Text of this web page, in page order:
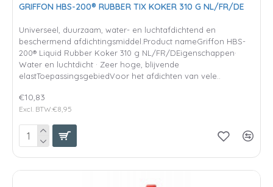
GRIFFON HBS-200® RUBBER TIX KOKER 310 G NL/FR/DE
Universeel, duurzaam, water- en luchtafdichtend en
beschermend afdichtingsmiddel.Product nameGriffon HBS-
200® Liquid Rubber Koker 310 g NL/FR/DEigenschappen·
Water en luchtdicht · Zeer hoge, blijvende
elastToepassingsgebiedVoor het afdichten van vele..
€10,83
Excl. BTW:€8,95